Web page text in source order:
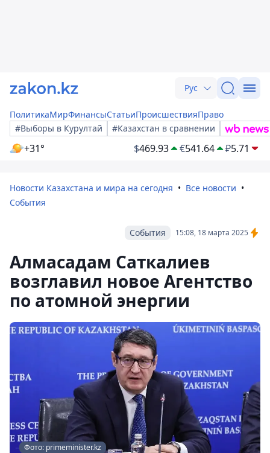
Рус
ПолитикаМирФинансыСтатьиПроисшествияПраво
#Выборы в Курултай
#Казахстан в сравнении
+31° $469.93 €541.64 ₽5.71
Новости Казахстана и мира на сегодня
Все новости
События
15:08, 18 марта 2025
События
Алмасадам Саткалиев
возглавил новое Агентство
по атомной энергии
Фото: primeminister.kz